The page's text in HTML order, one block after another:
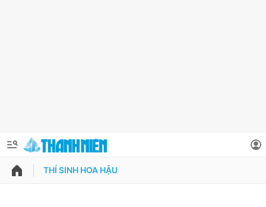
QUẢNG CÁO ĐẶT BÁO
THÍ SINH HOA HẬU